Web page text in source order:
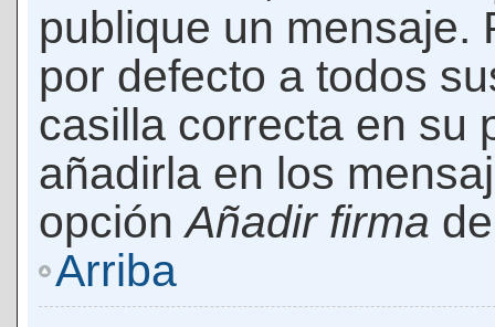
publique un mensaje.
por defecto a todos
casilla correcta en su
añadirla en los
opciónAñadir firma
Arriba